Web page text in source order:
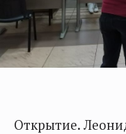
Открытие.